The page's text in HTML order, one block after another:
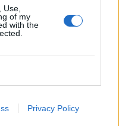
of my
with the
Privacy Policy
της
άρδευσης
2026
Triplex